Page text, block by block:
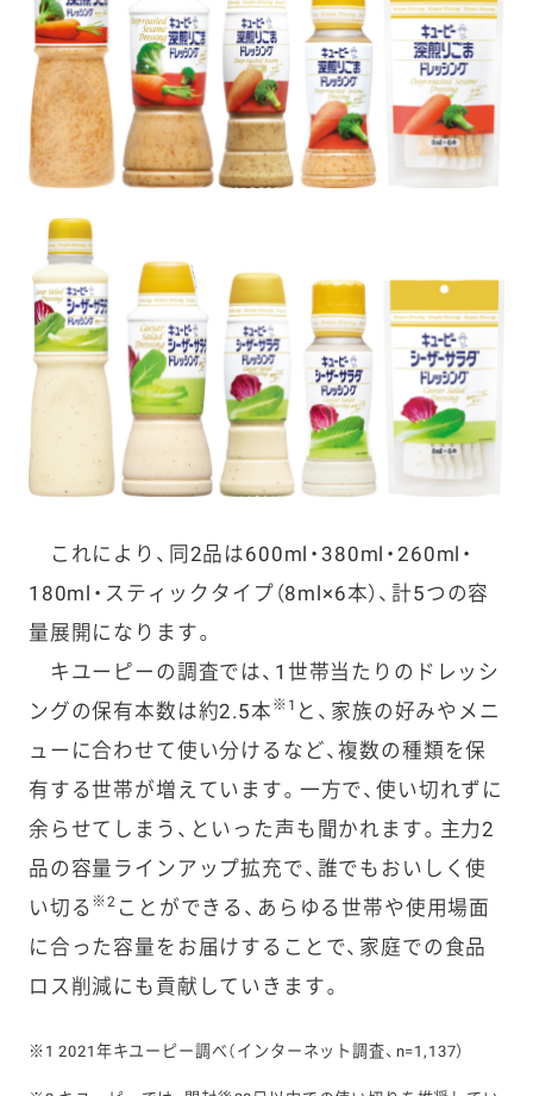
これにより、同2品は600ml・380ml・260ml・
180ml・スティックタイプ（8ml×6本）、計5つの容
量展開になります。
キユーピーの調査では、1世帯当たりのドレッシ
ングの保有本数は約2.5本 ※1 と、家族の好みやメニ
ューに合わせて使い分けるなど、複数の種類を保
有する世帯が増えています。一方で、使い切れずに
余らせてしまう、といった声も聞かれます。主力2
品の容量ラインアップ拡充で、誰でもおいしく使
い切る ※2 ことができる、あらゆる世帯や使用場面
に合った容量をお届けすることで、家庭での食品
ロス削減にも貢献していきます。
※1 2021年キユーピー調べ（インターネット調査、n=1,137）